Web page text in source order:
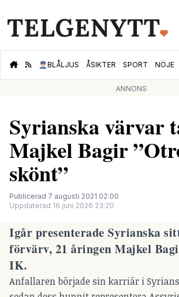
👮🏻‍♂️BLÅLJUS ÅSIKTER SPORT NÖJE
ANNONS
Syrianska värvar
Majkel Bagir
skönt”
Publicerad 7 augusti 2021 02:00
Uppdaterad 16 juni 2026 23:20
Igår presenterade Syrianska
förvärv, 21 åringen Majkel
IK.
Anfallaren började sin karriär i